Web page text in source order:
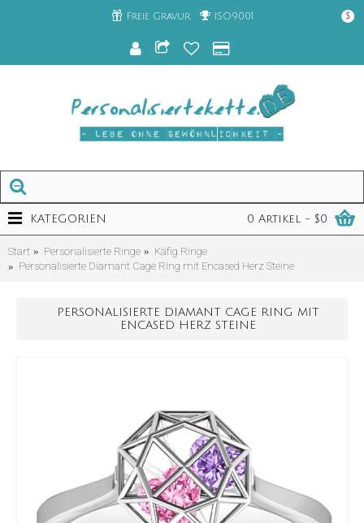
Freie Gravur ISO9001 $
0 Artikel - $0
KATEGORIEN
Start Personalisierte Ringe
Käfig Ringe
Personalisierte Diamant Cage Ring mit Encased Herz Steine
PERSONALISIERTE DIAMANT CAGE RING MIT
ENCASED HERZ STEINE